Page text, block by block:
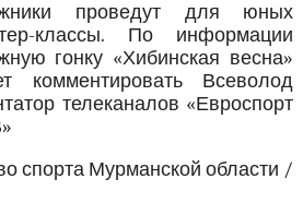
проведут для юных
классы. По информации
гонку «Хибинская весна»
комментировать Всеволод
телеканалов «Евроспорт
спорта Мурманской области /